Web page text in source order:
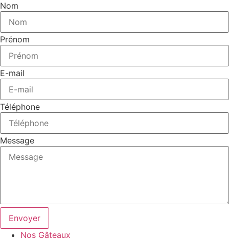
Nom
Prénom
E-mail
Téléphone
Message
Envoyer
Nos Gâteaux